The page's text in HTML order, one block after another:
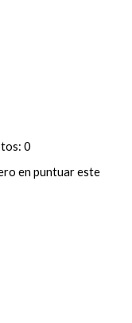
0
en puntuar este